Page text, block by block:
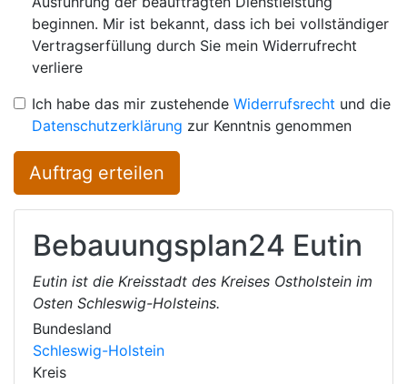
beginnen. Mir ist bekannt, dass ich bei vollständiger
Vertragserfüllung durch Sie mein Widerrufrecht
verliere
Ich habe das mir zustehende Widerrufsrecht und die
Datenschutzerklärung zur Kenntnis genommen
Auftrag erteilen
Bebauungsplan24 Eutin
Eutin ist die Kreisstadt des Kreises Ostholstein im
Osten Schleswig-Holsteins.
Bundesland
Schleswig-Holstein
Kreis